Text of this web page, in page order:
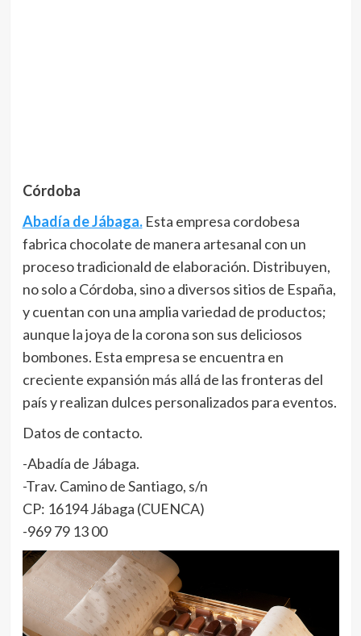
Córdoba
Abadía de Jábaga.Esta empresa cordobesa
fabrica chocolate de manera artesanal con un
proceso tradicionald de elaboración. Distribuyen,
no solo a Córdoba, sino a diversos sitios de España,
y cuentan con una amplia variedad de productos;
aunque la joya de la corona son sus deliciosos
bombones. Esta empresa se encuentra en
creciente expansión más allá de las fronteras del
país y realizan dulces personalizados para eventos.
Datos de contacto.
-Abadía de Jábaga.
-Trav. Camino de Santiago, s/n
CP: 16194 Jábaga (CUENCA)
-969 79 13 00